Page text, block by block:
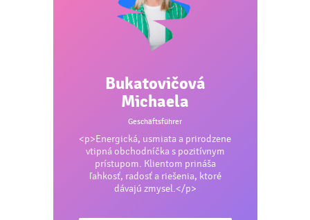
Bukatovičová
Michaela
Geschäftsführer
<p>Energická, usmiata a prirodzene
vtipná obchodníčka s pozitívnym
prístupom. Klientom prináša
ľahkosť, radosť a riešenia, ktoré
dávajú zmysel.</p>